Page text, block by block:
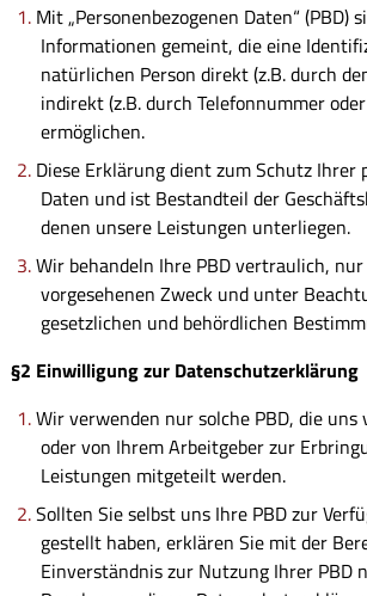
Mit „Personenbezogenen Daten“ (PBD)
Informationen gemeint, die eine
natürlichen Person direkt (z.B. durch
indirekt (z.B. durch Telefonnummer
ermöglichen.
Diese Erklärung dient zum Schutz Ihrer
Daten und ist Bestandteil der
denen unsere Leistungen unterliegen.
Wir behandeln Ihre PBD vertraulich,
vorgesehenen Zweck und unter
gesetzlichen und behördlichen
§2 Einwilligung zur Datenschutzerklärung
Wir verwenden nur solche PBD, die uns
oder von Ihrem Arbeitgeber zur
Leistungen mitgeteilt werden.
Sollten Sie selbst uns Ihre PBD zur
gestellt haben, erklären Sie mit der
Einverständnis zur Nutzung Ihrer PBD